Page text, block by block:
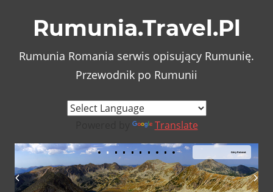
Rumunia.Travel.Pl
Rumunia Romania serwis opisujący Rumunię.
Przewodnik po Rumunii
Translate
Góry Retezat